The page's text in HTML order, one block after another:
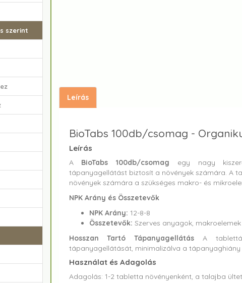
szerint
Leírás
BioTabs 100db/csomag -
Leírás
A BioTabs 100db/csomag egy nagy
tápanyagellátást biztosít a növények számára. A
növények számára a szükséges makro- és
NPK Arány és Összetevők
NPK Arány: 12-8-8
Összetevők: Szerves anyagok,
Hosszan Tartó Tápanyagellátás A
tápanyagellátását, minimalizálva a
Használat és Adagolás
Adagolás: 1-2 tabletta növényenként, a talajba